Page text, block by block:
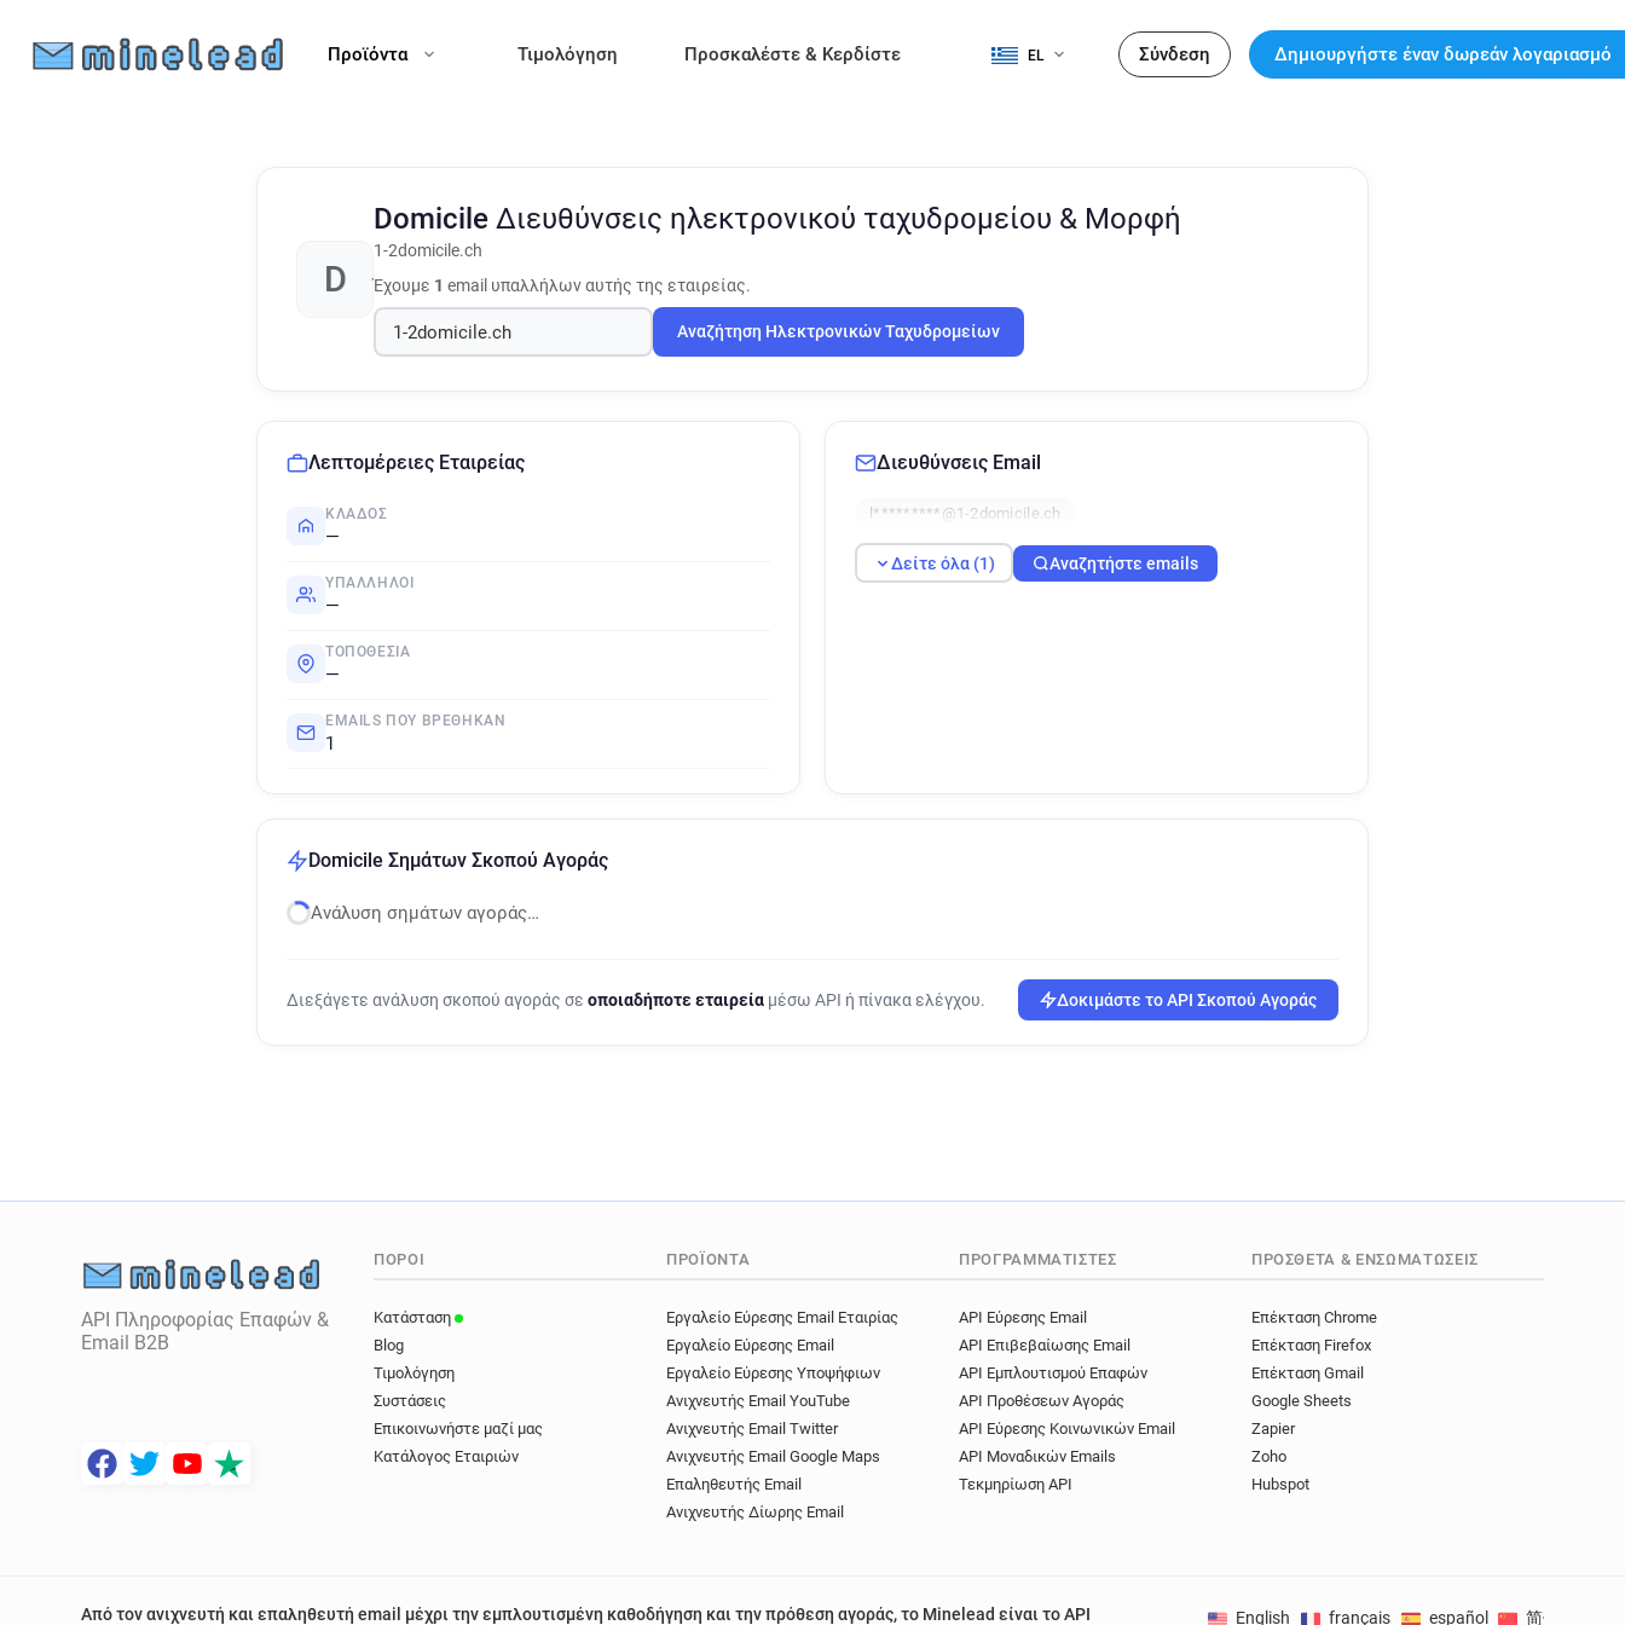
Προϊόντα Τιμολόγηση Προσκαλέστε & Κερδίστε EL Σύνδεση Δημιουργήστε έναν δωρεάν λογαριασμό
D
Domicile Διευθύνσεις ηλεκτρονικού ταχυδρομείου & Μορφή
1-2domicile.ch
Έχουμε 1 email υπαλλήλων αυτής της εταιρείας.
Αναζήτηση Ηλεκτρονικών Ταχυδρομείων
Λεπτομέρειες Εταιρείας
ΚΛΆΔΟΣ
—
ΥΠΆΛΛΗΛΟΙ
—
ΤΟΠΟΘΕΣΊΑ
—
EMAILS ΠΟΥ ΒΡΈΘΗΚΑΝ
1
Διευθύνσεις Email
l*********@1-2domicile.ch
Δείτε όλα (1) Αναζητήστε emails
Domicile Σημάτων Σκοπού Αγοράς
Ανάλυση σημάτων αγοράς…
Διεξάγετε ανάλυση σκοπού αγοράς σε οποιαδήποτε εταιρεία μέσω API ή πίνακα ελέγχου. Δοκιμάστε το API Σκοπού Αγοράς
API Πληροφορίας Επαφών &
Email B2B
ΠΌΡΟΙ
Κατάσταση
Blog
Τιμολόγηση
Συστάσεις
Επικοινωνήστε μαζί μας
Κατάλογος Εταιριών
ΠΡΟΪΌΝΤΑ
Εργαλείο Εύρεσης Email Εταιρίας
Εργαλείο Εύρεσης Email
Εργαλείο Εύρεσης Υποψήφιων
Ανιχνευτής Email YouTube
Ανιχνευτής Email Twitter
Ανιχνευτής Email Google Maps
Επαληθευτής Email
Ανιχνευτής Δίωρης Email
ΠΡΟΓΡΑΜΜΑΤΙΣΤΈΣ
API Εύρεσης Email
API Επιβεβαίωσης Email
API Εμπλουτισμού Επαφών
API Προθέσεων Αγοράς
API Εύρεσης Κοινωνικών Email
API Μοναδικών Emails
Τεκμηρίωση API
ΠΡΌΣΘΕΤΑ & ΕΝΣΩΜΑΤΏΣΕΙΣ
Επέκταση Chrome
Επέκταση Firefox
Επέκταση Gmail
Google Sheets
Zapier
Zoho
Hubspot
Από τον ανιχνευτή και επαληθευτή email μέχρι την εμπλουτισμένη καθοδήγηση και την πρόθεση αγοράς, το Minelead είναι το API
English français español 简体中文